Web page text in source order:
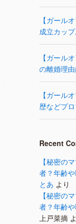
【ガール
成立カッ
【ガール
の離婚理
【ガール
歴などプ
Recent
【秘密の
者？年齢
とあ より
【秘密の
者？年齢
上戸菜摘